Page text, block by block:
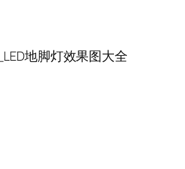
地脚灯效果图大全